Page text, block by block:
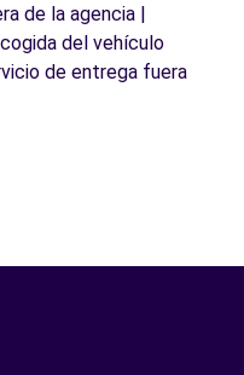
de la agencia |
del vehículo
de entrega fuera